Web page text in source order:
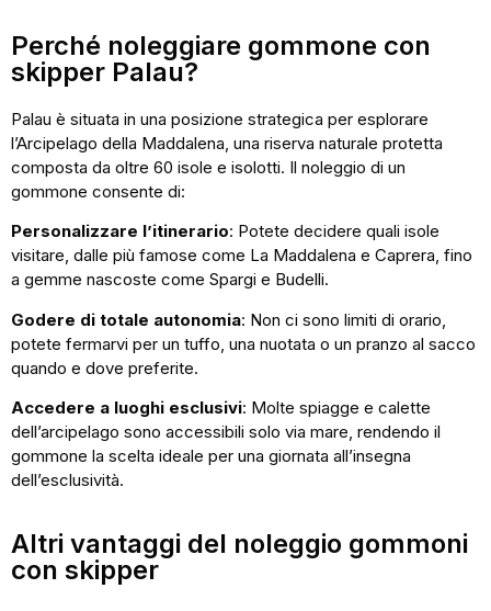
Perché noleggiare gommone con
skipper Palau?
Palau è situata in una posizione strategica per esplorare
l’Arcipelago della Maddalena, una riserva naturale protetta
composta da oltre 60 isole e isolotti. Il noleggio di un
gommone consente di:
Personalizzare l’itinerario: Potete decidere quali isole
visitare, dalle più famose come La Maddalena e Caprera, fino
a gemme nascoste come Spargi e Budelli.
Godere di totale autonomia: Non ci sono limiti di orario,
potete fermarvi per un tuffo, una nuotata o un pranzo al sacco
quando e dove preferite.
Accedere a luoghi esclusivi: Molte spiagge e calette
dell’arcipelago sono accessibili solo via mare, rendendo il
gommone la scelta ideale per una giornata all’insegna
dell’esclusività.
Altri vantaggi del noleggio gommoni
con skipper